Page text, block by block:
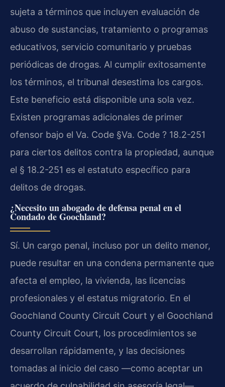
sujeta a términos que incluyen evaluación de
abuso de sustancias, tratamiento o programas
educativos, servicio comunitario y pruebas
periódicas de drogas. Al cumplir exitosamente
los términos, el tribunal desestima los cargos.
Este beneficio está disponible una sola vez.
Existen programas adicionales de primer
ofensor bajo el Va. Code §Va. Code ? 18.2-251
para ciertos delitos contra la propiedad, aunque
el § 18.2-251 es el estatuto específico para
delitos de drogas.
¿Necesito un abogado de defensa penal en el
Condado de Goochland?
Sí. Un cargo penal, incluso por un delito menor,
puede resultar en una condena permanente que
afecta el empleo, la vivienda, las licencias
profesionales y el estatus migratorio. En el
Goochland County Circuit Court y el Goochland
County Circuit Court, los procedimientos se
desarrollan rápidamente, y las decisiones
tomadas al inicio del caso —como aceptar un